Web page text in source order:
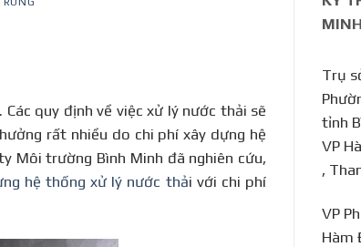
quy định về việc xử lý nước thải sẽ
rất nhiều do chi phí xây dựng hệ
Môi trường Bình Minh đã nghiên cứu,
hệ thống xử lý nước thải với chi phí
Trụ
tỉnh
VP
,
VP
Hàm